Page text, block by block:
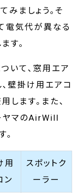
みましょう。そ
電気代が異なる
す。
いて、窓用エア
壁掛け用エアコ
ます。また、
ヤマのAirWill
用
ン
スポットク
ーラー